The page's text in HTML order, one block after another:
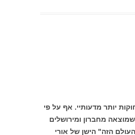
יותר מדעותיי. אף על פי
מחברון ומירושלים
הזה" הישן של אורי